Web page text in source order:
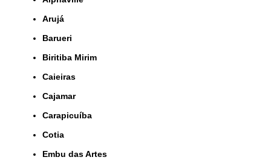
Arujá
Barueri
Biritiba Mirim
Caieiras
Cajamar
Carapicuíba
Cotia
Embu das Artes